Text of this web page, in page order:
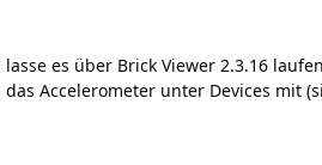
es über Brick Viewer 2.3.16
Accelerometer unter Devices mit